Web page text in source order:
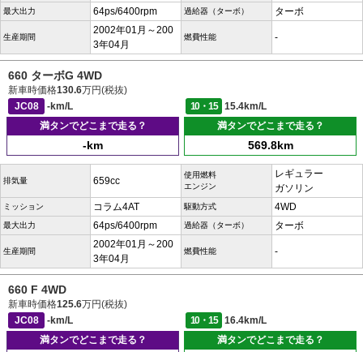
最大出力 64ps/6400rpm 過給器（ターボ） ターボ
生産期間
2002年01月～200
3年04月
燃費性能 -
660 ターボG 4WD
新車時価格130.6万円(税抜)
JC08
-km/L 10・15
15.4km/L
満タンでどこまで走る？
-km
満タンでどこまで走る？
569.8km
排気量 659cc
使用燃料
エンジン
レギュラー
ガソリン
ミッション コラム4AT 駆動方式 4WD
最大出力 64ps/6400rpm 過給器（ターボ） ターボ
生産期間
2002年01月～200
3年04月
燃費性能 -
660 F 4WD
新車時価格125.6万円(税抜)
JC08
-km/L 10・15
16.4km/L
満タンでどこまで走る？
満タンでどこまで走る？